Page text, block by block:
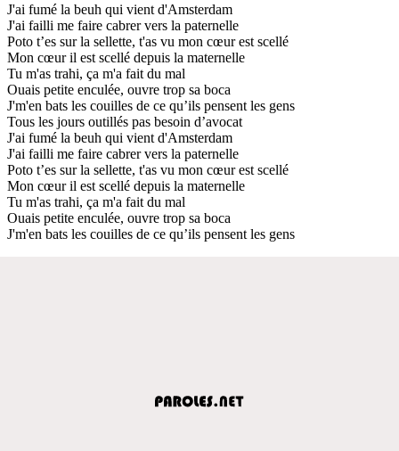
J'ai fumé la beuh qui vient d'Amsterdam
J'ai failli me faire cabrer vers la paternelle
Poto t’es sur la sellette, t'as vu mon cœur est scellé
Mon cœur il est scellé depuis la maternelle
Tu m'as trahi, ça m'a fait du mal
Ouais petite enculée, ouvre trop sa boca
J'm'en bats les couilles de ce qu’ils pensent les gens
Tous les jours outillés pas besoin d’avocat
J'ai fumé la beuh qui vient d'Amsterdam
J'ai failli me faire cabrer vers la paternelle
Poto t’es sur la sellette, t'as vu mon cœur est scellé
Mon cœur il est scellé depuis la maternelle
Tu m'as trahi, ça m'a fait du mal
Ouais petite enculée, ouvre trop sa boca
J'm'en bats les couilles de ce qu’ils pensent les gens